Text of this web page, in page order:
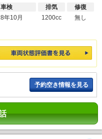
車検
年10月
排気
1200cc
修復
無し
予約空き情報を見る